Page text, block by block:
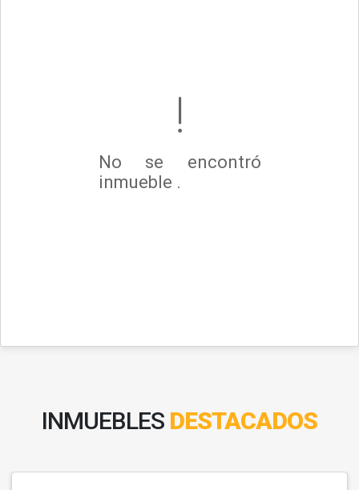
No se encontró
inmueble .
INMUEBLES DESTACADOS